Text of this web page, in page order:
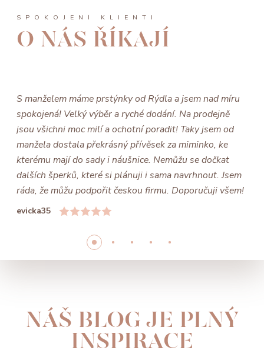
SPOKOJENÍ KLIENTI
O NÁS ŘÍKAJÍ
S manželem máme prstýnky od Rýdla a jsem nad míru
spokojená! Velký výběr a ryché dodání. Na prodejně
jsou všichni moc milí a ochotní poradit! Taky jsem od
manžela dostala překrásný přívěsek za miminko, ke
kterému mají do sady i náušnice. Nemůžu se dočkat
dalších šperků, které si plánuji i sama navrhnout. Jsem
ráda, že můžu podpořit českou firmu. Doporučuji všem!
evicka35
NÁŠ BLOG JE PLNÝ
INSPIRACE